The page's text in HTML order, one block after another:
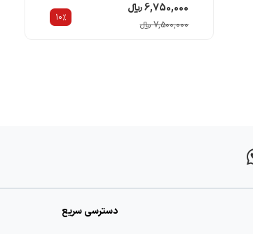
6,750,000 ریالء
10%
7,500,000 ریالء
دسترسی سریع